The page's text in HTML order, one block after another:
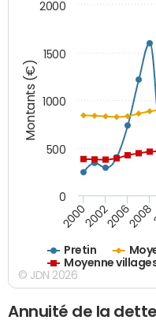
Montants (€)
Pretin
Moyenne
2000200220062008
0
500
1000
1500
2000
© JDN 2026
Annuité de la